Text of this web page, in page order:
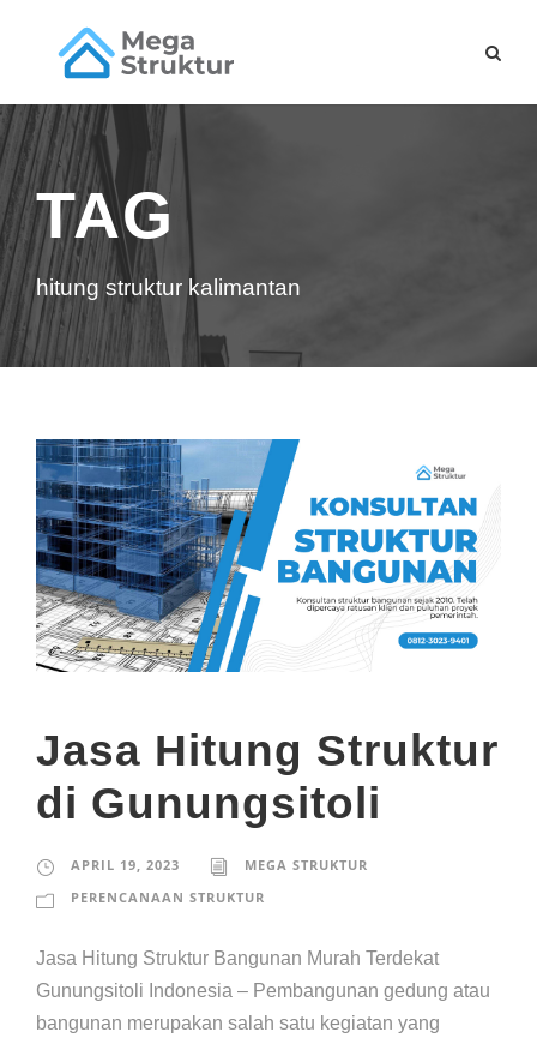
TAG
hitung struktur kalimantan
Jasa Hitung Struktur
di Gunungsitoli
APRIL 19, 2023
MEGA STRUKTUR
PERENCANAAN STRUKTUR
Jasa Hitung Struktur Bangunan Murah Terdekat
Gunungsitoli Indonesia – Pembangunan gedung atau
bangunan merupakan salah satu kegiatan yang